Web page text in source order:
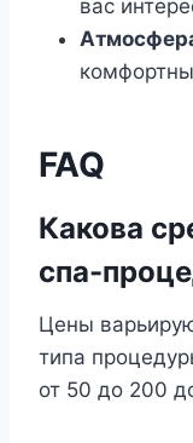
вас
FAQ
Какова
спа-
Цены
типа
от 50 до 200